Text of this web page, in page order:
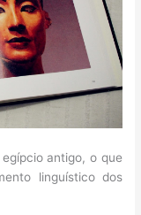
antigo, o que
linguístico dos